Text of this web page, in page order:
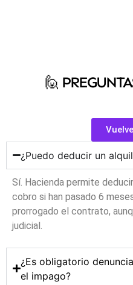
🙋‍
¿Puedo deducir un
Sí. Hacienda permite
cobro si han pasado 6
prorrogado el contrato,
judicial.
¿Es obligatorio
el impago?